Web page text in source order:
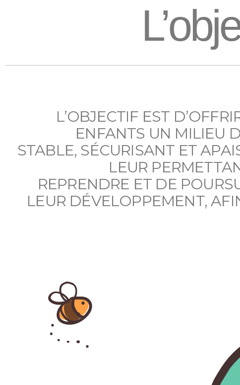
L’OBJECTIF EST
ENFANTS UN MILIEU
STABLE, SÉCURISANT ET
LEUR
REPRENDRE ET DE
LEUR DÉVELOPPEMENT,